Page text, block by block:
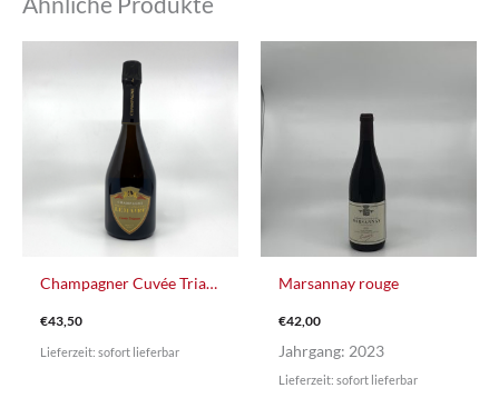
Champagner Cuvée Trianon – Roger Constant Lemaire
€43,50
Lieferzeit: sofort lieferbar
Marsannay rouge
€42,00
Jahrgang: 2023
Lieferzeit: sofort lieferbar